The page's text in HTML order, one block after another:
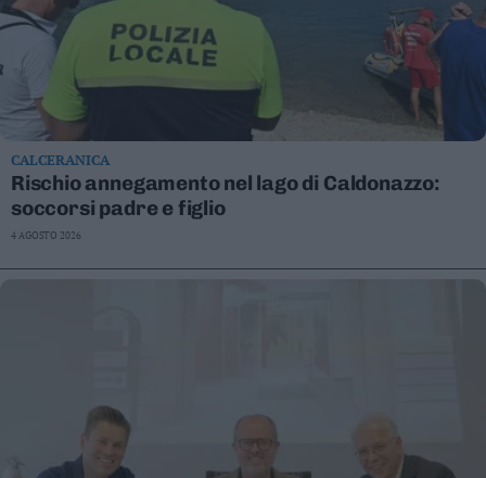
–
Primiero
Non
–
Sole
Fiemme
–
Fassa
Giudicarie
CALCERANICA
Rischio annegamento nel lago di Caldonazzo:
soccorsi padre e figlio
4 AGOSTO 2026